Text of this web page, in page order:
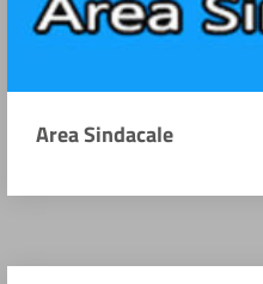
Area Sindacale